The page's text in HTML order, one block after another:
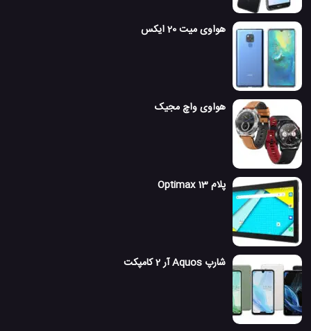
هواوی میت 20 ایکس
هواوی واچ مجیک
پلام Optimax 13
شارپ Aquos آر 2 کامپکت